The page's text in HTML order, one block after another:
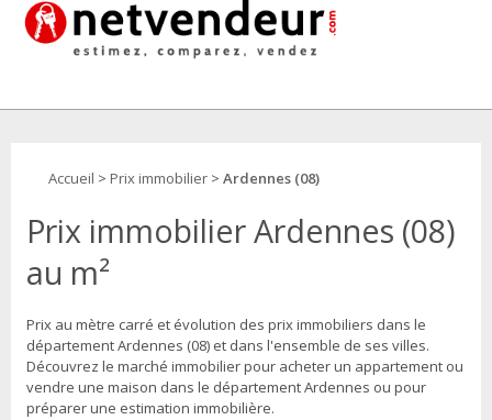
Accueil > Prix immobilier > Ardennes (08)
Prix immobilier Ardennes (08)
au m²
Prix au mètre carré et évolution des prix immobiliers dans le
département Ardennes (08) et dans l'ensemble de ses villes.
Découvrez le marché immobilier pour acheter un appartement ou
vendre une maison dans le département Ardennes ou pour
préparer une estimation immobilière.